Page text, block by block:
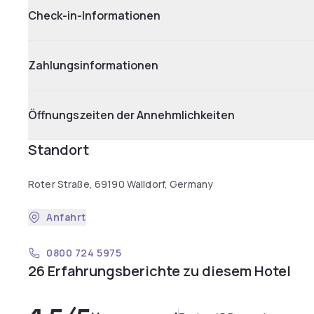
Check-in-Informationen
Zahlungsinformationen
Öffnungszeiten der Annehmlichkeiten
Standort
Roter Straße, 69190 Walldorf, Germany
Anfahrt
0800 724 5975
26 Erfahrungsberichte zu diesem Hotel